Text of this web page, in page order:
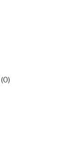
(0)